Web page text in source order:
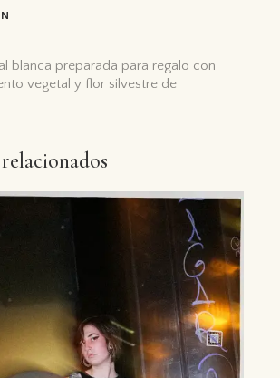
blanca preparada para regalo con
vegetal y flor silvestre de